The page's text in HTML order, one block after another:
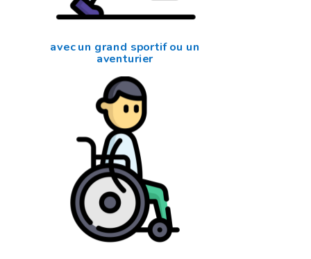
avec un grand sportif ou un
aventurier